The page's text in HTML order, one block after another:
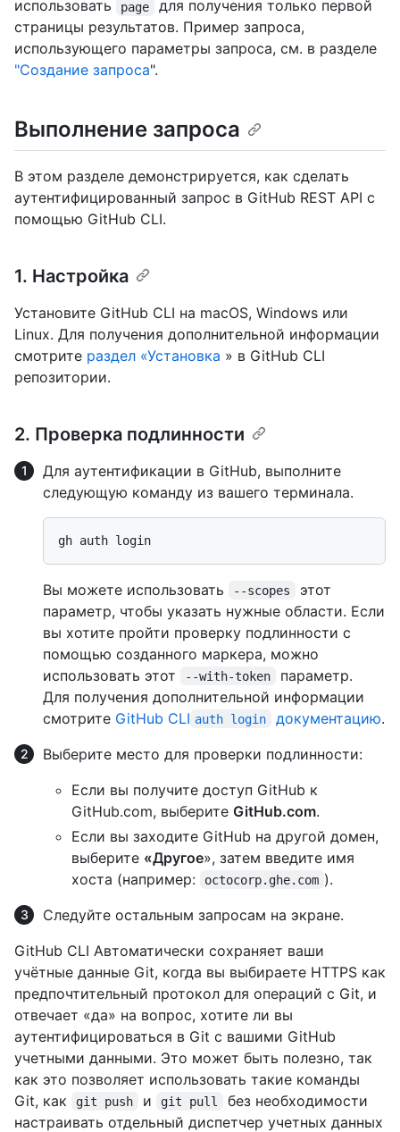
использовать page
для получения только первой
страницы результатов. Пример запроса,
использующего параметры запроса, см. в разделе
"Создание запроса".
Выполнение запроса
В этом разделе демонстрируется, как сделать
аутентифицированный запрос в GitHub REST API с
помощью GitHub CLI.
1. Настройка
Установите GitHub CLI на macOS, Windows или
Linux. Для получения дополнительной информации
смотрите раздел «Установка » в GitHub CLI
репозитории.
2. Проверка подлинности
Для аутентификации в GitHub, выполните
следующую команду из вашего терминала.
Вы можете использовать --scopes
этот
параметр, чтобы указать нужные области. Если
вы хотите пройти проверку подлинности с
помощью созданного маркера, можно
использовать этот
--with-token
параметр.
Для получения дополнительной информации
смотрите GitHub CLI auth login документацию.
Выберите место для проверки подлинности:
Если вы получите доступ GitHub к
GitHub.com, выберите GitHub.com.
Если вы заходите GitHub на другой домен,
выберите «Другое», затем введите имя
хоста (например:
octocorp.ghe.com ).
Следуйте остальным запросам на экране.
GitHub CLI Автоматически сохраняет ваши
учётные данные Git, когда вы выбираете HTTPS как
предпочтительный протокол для операций с Git, и
отвечает «да» на вопрос, хотите ли вы
аутентифицироваться в Git с вашими GitHub
учетными данными. Это может быть полезно, так
как это позволяет использовать такие команды
Git, как
git push и git pull
без необходимости
настраивать отдельный диспетчер учетных данных